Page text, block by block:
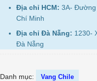
Địa chỉ HCM: 3A- Đường
Chí Minh
Địa chỉ Đà Nẵng: 1230-
Đà Nẵng
Danh mục: Vang Chile